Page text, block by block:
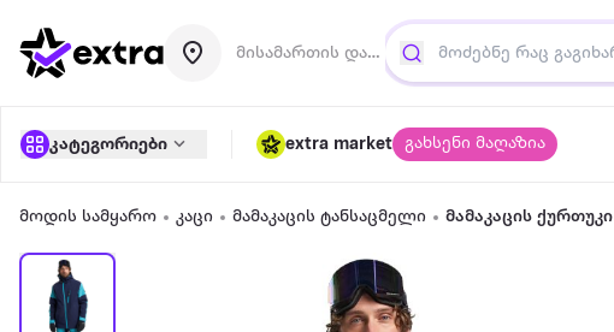
მისამართის დამატება
კატეგორიები extra market გახსენი მაღაზია
მოდის სამყარო კაცი მამაკაცის ტანსაცმელი მამაკაცის ქურთუკი